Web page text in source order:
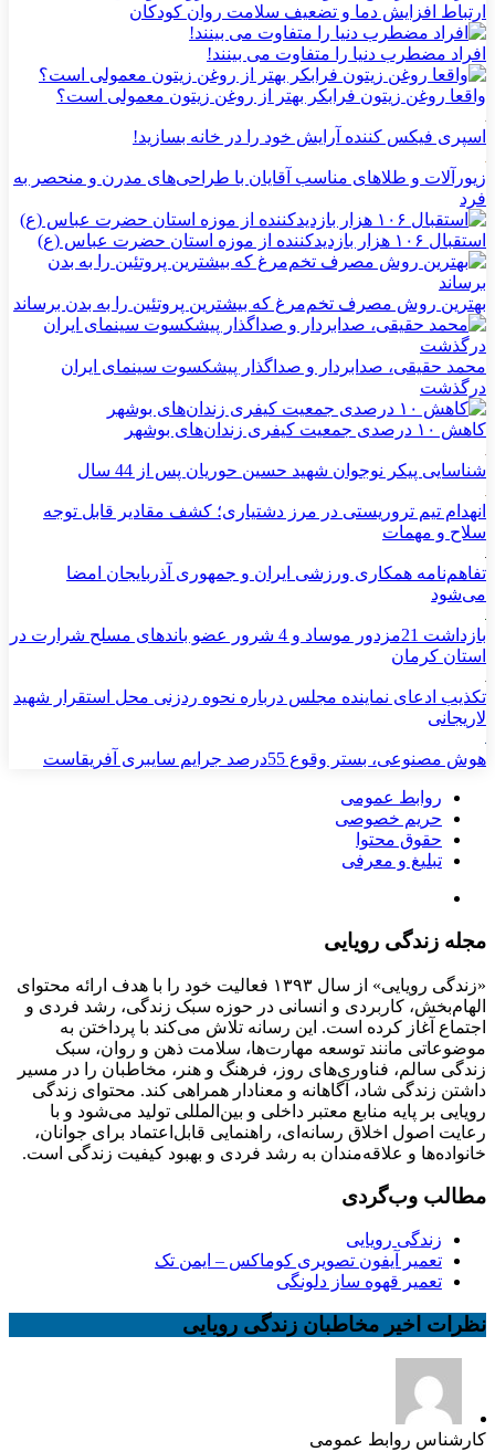
ارتباط افزایش دما و تضعیف سلامت روان کودکان
افراد مضطرب دنیا را متفاوت می بینند!
واقعا روغن زیتون فرابکر بهتر از روغن زیتون معمولی است؟
اسپری فیکس کننده آرایش خود را در خانه بسازید!
زیورآلات و طلاهای مناسب آقایان با طراحی‌های مدرن و منحصر به
فرد
استقبال ۱۰۶ هزار بازدیدکننده از موزه استان حضرت عباس (ع)
بهترین روش مصرف تخم‌مرغ که بیشترین پروتئین را به بدن برساند
محمد حقیقی، صدابردار و صداگذار پیشکسوت سینمای ایران
درگذشت
کاهش ۱۰ درصدی جمعیت کیفری زندان‌های بوشهر
شناسایی پیکر نوجوان شهید حسین حوریان پس از 44 سال
انهدام تیم تروریستی در مرز دشتیاری؛ کشف مقادیر قابل توجه
سلاح و مهمات
تفاهم‌نامه همکاری ورزشی ایران و جمهوری آذربایجان امضا
می‌شود
بازداشت 21مزدور موساد و 4 شرور عضو باندهای مسلح شرارت در
استان کرمان
تکذیب ادعای نماینده مجلس درباره نحوه ردزنی محل استقرار شهید
لاریجانی
هوش مصنوعی، بستر وقوع 55درصد جرایم سایبری آفریقاست
روابط عمومی
حریم خصوصی
حقوق محتوا
تبلیغ و معرفی
مجله زندگی رویایی
«زندگی رویایی» از سال ۱۳۹۳ فعالیت خود را با هدف ارائه محتوای
الهام‌بخش، کاربردی و انسانی در حوزه سبک زندگی، رشد فردی و
اجتماع آغاز کرده است. این رسانه تلاش می‌کند با پرداختن به
موضوعاتی مانند توسعه مهارت‌ها، سلامت ذهن و روان، سبک
زندگی سالم، فناوری‌های روز، فرهنگ و هنر، مخاطبان را در مسیر
داشتن زندگی شاد، آگاهانه و معنادار همراهی کند. محتوای زندگی
رویایی بر پایه منابع معتبر داخلی و بین‌المللی تولید می‌شود و با
رعایت اصول اخلاق رسانه‌ای، راهنمایی قابل‌اعتماد برای جوانان،
خانواده‌ها و علاقه‌مندان به رشد فردی و بهبود کیفیت زندگی است.
مطالب وب‌گردی
زندگی رویایی
تعمیر آیفون تصویری کوماکس – ایمن تک
تعمیر قهوه ساز دلونگی
نظرات اخیر مخاطبان زندگی رویایی
کارشناس روابط عمومی